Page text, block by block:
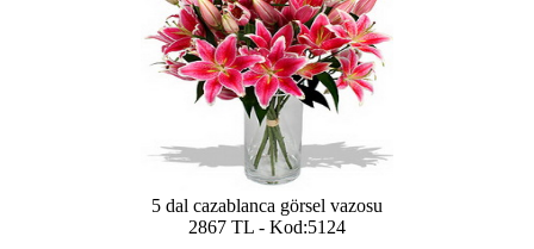
5 dal cazablanca görsel vazosu
2867 TL - Kod:5124